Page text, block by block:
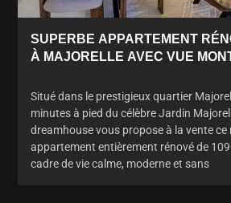
SUPERBE APPARTEMENT
À MAJORELLE AVEC VUE
Situé dans le prestigieux quartier
minutes à pied du célèbre Jardin
dreamhouse vous propose à la vente
appartement entièrement rénové de
cadre de vie calme, moderne et sans